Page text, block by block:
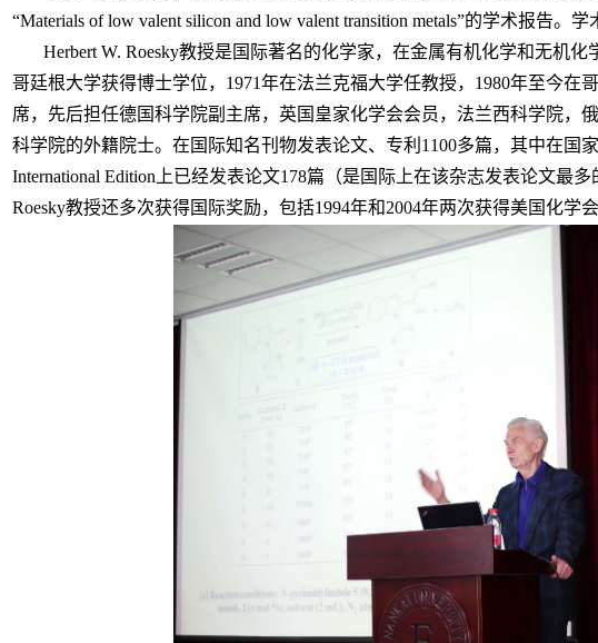
“Materials of low valent silicon and low valent transition metals”的学术报告
Herbert W. Roesky教授是国际著名的化学家，在金属有机化学和无机化
哥廷根大学获得博士学位，1971年在法兰克福大学任教授，1980年至今在
席，先后担任德国科学院副主席，英国皇家化学会会员，法兰西科学院，
科学院的外籍院士。在国际知名刊物发表论文、专利1100多篇，其中在国
International Edition上已经发表论文178篇（是国际上在该杂志发表论文最
Roesky教授还多次获得国际奖励，包括1994年和2004年两次获得美国化